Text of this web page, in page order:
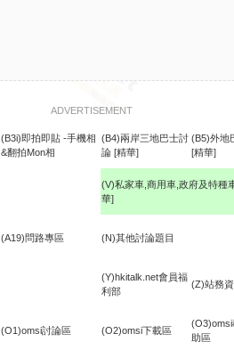
ADVERTISEMENT
(B3i)即拍即貼 -手機相
&翻拍Mon相
(B4)兩岸三地巴士討
論 [精華]
(B5)外地
[精華]
(V)私家車,商用車,政府及特種
華]
(A19)問路專區 (N)其他討論題目
(Y)hkitalk.net會員福
利部
(Z)站務
(O1)omsi討論區 (O2)omsi下載區
助區